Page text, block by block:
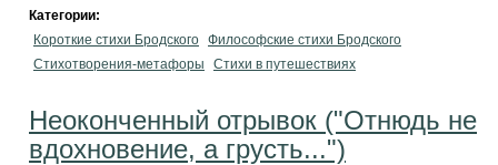
Категории:
Короткие стихи Бродского Философские стихи Бродского
Стихотворения-метафоры
Стихи в путешествиях
Неоконченный отрывок ("Отнюдь не
вдохновение, а грусть...")